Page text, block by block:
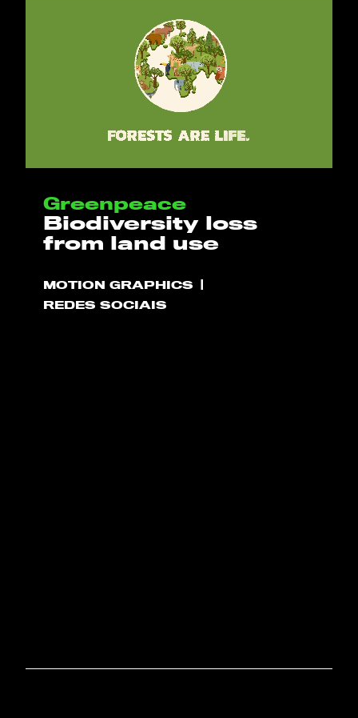
Greenpeace
Biodiversity loss
from land use
MOTION GRAPHICS
REDES SOCIAIS